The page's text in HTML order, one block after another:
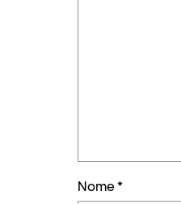
Nome*